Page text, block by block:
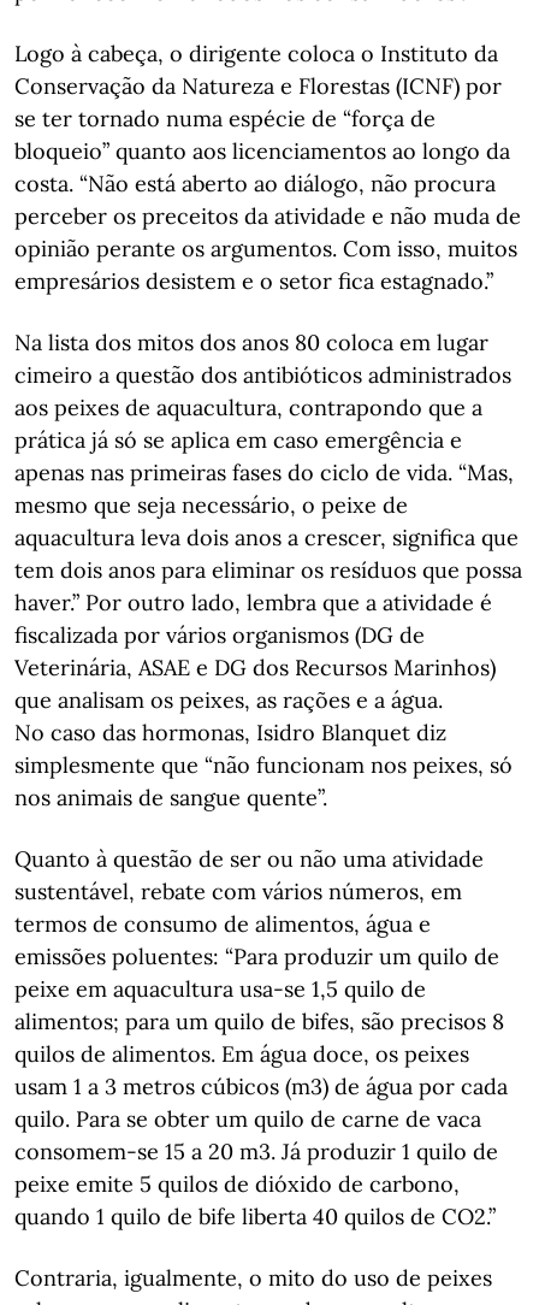
Logo à cabeça, o dirigente coloca o Instituto da
Conservação da Natureza e Florestas (ICNF) por
se ter tornado numa espécie de “força de
bloqueio” quanto aos licenciamentos ao longo da
costa. “Não está aberto ao diálogo, não procura
perceber os preceitos da atividade e não muda de
opinião perante os argumentos. Com isso, muitos
empresários desistem e o setor fica estagnado.”
Na lista dos mitos dos anos 80 coloca em lugar
cimeiro a questão dos antibióticos administrados
aos peixes de aquacultura, contrapondo que a
prática já só se aplica em caso emergência e
apenas nas primeiras fases do ciclo de vida. “Mas,
mesmo que seja necessário, o peixe de
aquacultura leva dois anos a crescer, significa que
tem dois anos para eliminar os resíduos que possa
haver.” Por outro lado, lembra que a atividade é
fiscalizada por vários organismos (DG de
Veterinária, ASAE e DG dos Recursos Marinhos)
que analisam os peixes, as rações e a água.
No caso das hormonas, Isidro Blanquet diz
simplesmente que “não funcionam nos peixes, só
nos animais de sangue quente”.
Quanto à questão de ser ou não uma atividade
sustentável, rebate com vários números, em
termos de consumo de alimentos, água e
emissões poluentes: “Para produzir um quilo de
peixe em aquacultura usa-se 1,5 quilo de
alimentos; para um quilo de bifes, são precisos 8
quilos de alimentos. Em água doce, os peixes
usam 1 a 3 metros cúbicos (m3) de água por cada
quilo. Para se obter um quilo de carne de vaca
consomem-se 15 a 20 m3. Já produzir 1 quilo de
peixe emite 5 quilos de dióxido de carbono,
quando 1 quilo de bife liberta 40 quilos de CO2.”
Contraria, igualmente, o mito do uso de peixes